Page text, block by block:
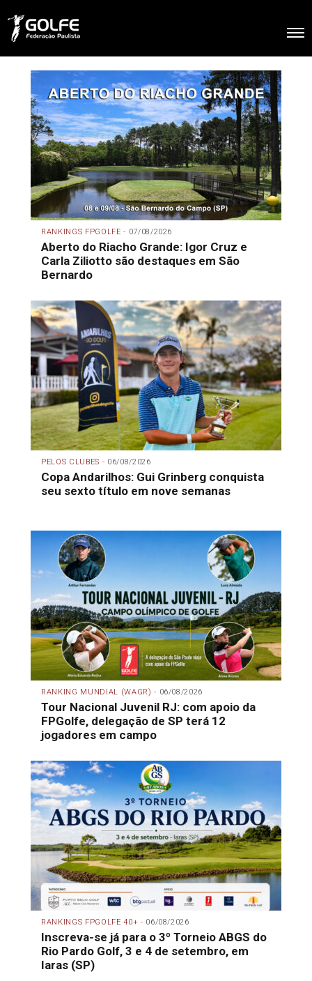
RANKINGS FPGOLFE - 07/08/2026
Aberto do Riacho Grande: Igor Cruz e
Carla Ziliotto são destaques em São
Bernardo
PELOS CLUBES - 06/08/2026
Copa Andarilhos: Gui Grinberg conquista
seu sexto título em nove semanas
RANKING MUNDIAL (WAGR) - 06/08/2026
Tour Nacional Juvenil RJ: com apoio da
FPGolfe, delegação de SP terá 12
jogadores em campo
RANKINGS FPGOLFE 40+ - 06/08/2026
Inscreva-se já para o 3º Torneio ABGS do
Rio Pardo Golf, 3 e 4 de setembro, em
Iaras (SP)